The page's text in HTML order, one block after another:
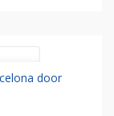
door